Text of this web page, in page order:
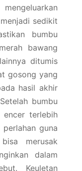
sedikit
bumbu
bawang
ditumis
gosong yang
hasil akhir
bumbu
encer terlebih
guna
merusak
dalam
Keuletan